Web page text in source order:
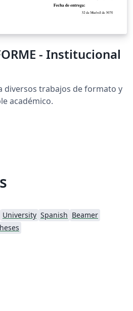
- Institucional
diversos trabajos de formato y
académico.
University Spanish Beamer